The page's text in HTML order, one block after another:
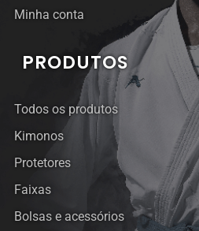
Minha conta
PRODUTOS
Todos os produtos
Kimonos
Protetores
Faixas
Bolsas e acessórios